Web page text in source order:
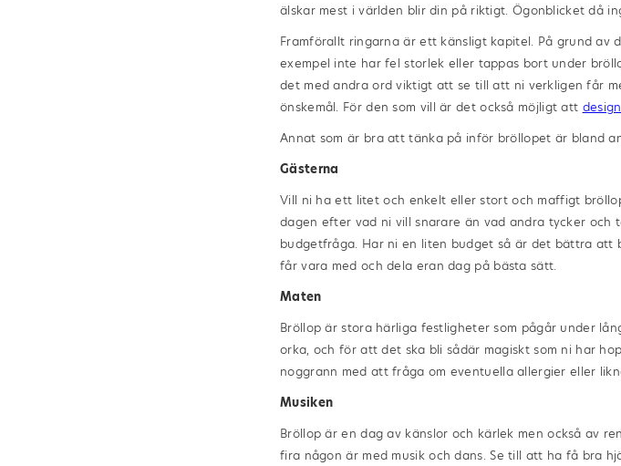
älskar mest i världen blir din på riktigt. Ögonblicket då
Framförallt ringarna är ett känsligt kapitel. På grund av
exempel inte har fel storlek eller tappas bort under
det med andra ord viktigt att se till att ni verkligen får
önskemål. För den som vill är det också möjligt att
Annat som är bra att tänka på inför bröllopet är bland
Gästerna
Vill ni ha ett litet och enkelt eller stort och maffigt
dagen efter vad ni vill snarare än vad andra tycker och
budgetfråga. Har ni en liten budget så är det bättra
får vara med och dela eran dag på bästa sätt.
Maten
Bröllop är stora härliga festligheter som pågår under
orka, och för att det ska bli sådär magiskt som ni har
noggrann med att fråga om eventuella allergier eller
Musiken
Bröllop är en dag av känslor och kärlek men också av
fira någon är med musik och dans. Se till att ha få bra